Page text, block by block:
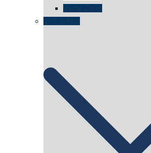
vierte Zelle
architektur